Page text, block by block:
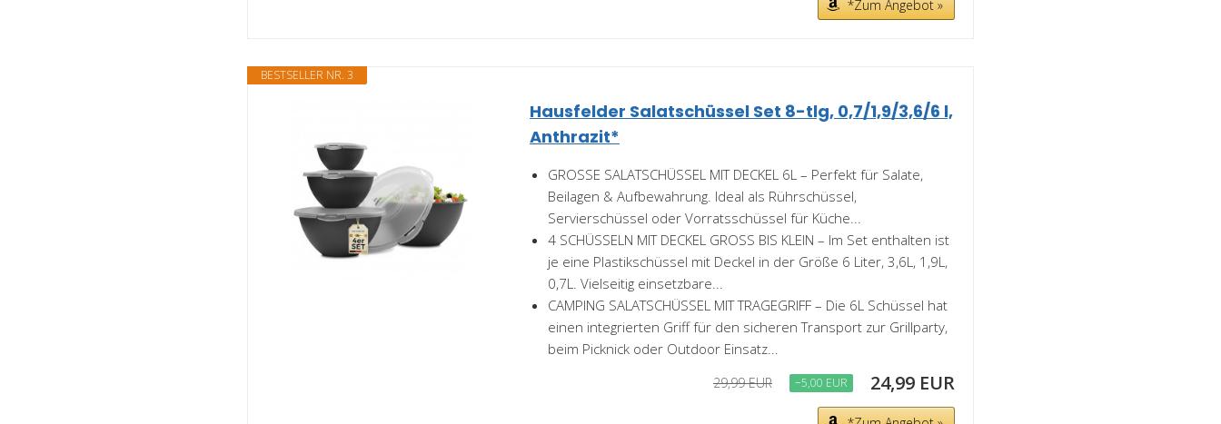
*Zum Angebot »
BESTSELLER NR. 3
Hausfelder Salatschüssel Set 8-tlg, 0,7/1,9/3,6/6 l,
Anthrazit*
GROSSE SALATSCHÜSSEL MIT DECKEL 6L – Perfekt für Salate,
Beilagen & Aufbewahrung. Ideal als Rührschüssel,
Servierschüssel oder Vorratsschüssel für Küche...
4 SCHÜSSELN MIT DECKEL GROSS BIS KLEIN – Im Set enthalten ist
je eine Plastikschüssel mit Deckel in der Größe 6 Liter, 3,6L, 1,9L,
0,7L. Vielseitig einsetzbare...
CAMPING SALATSCHÜSSEL MIT TRAGEGRIFF – Die 6L Schüssel hat
einen integrierten Griff für den sicheren Transport zur Grillparty,
beim Picknick oder Outdoor Einsatz...
29,99 EUR −5,00 EUR 24,99 EUR